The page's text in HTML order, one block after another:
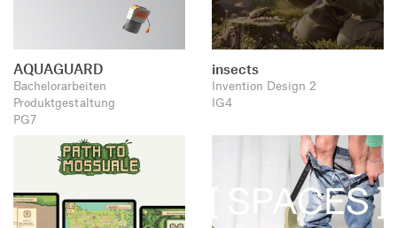
AQUAGUARD
Bachelorarbeiten
Produktgestaltung
PG7
insects
Invention Design 2
IG4